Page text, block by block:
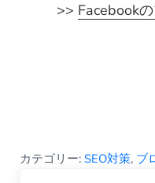
>> Facebook
カテゴリー: SEO対策, ブ